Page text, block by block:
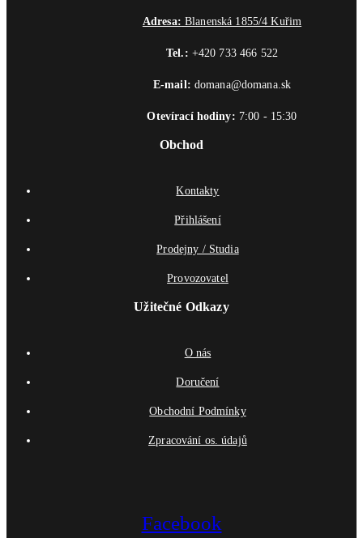
Adresa: Blanenská 1855/4 Kuřim
Tel.: +420 733 466 522
E-mail: domana@domana.sk
Otevírací hodiny: 7:00 - 15:30
Obchod
Kontakty
Přihlášení
Prodejny / Studia
Provozovatel
Užitečné Odkazy
O nás
Doručení
Obchodní Podmínky
Zpracování os. údajů
Facebook